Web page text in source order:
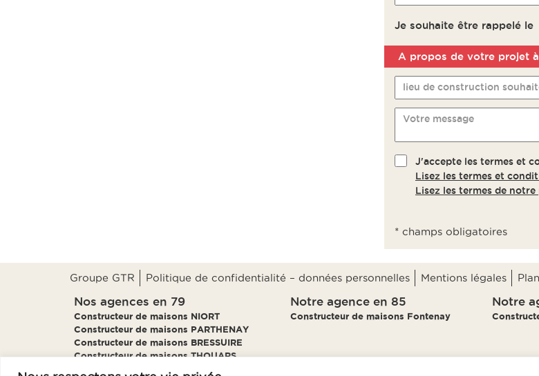
Je souhaite être rappelé le
Remarque A
lieu de construction
Votre message
J'accepte les termes et
Lisez les termes et
Lisez les termes de
* champs obligatoires
Groupe GTR Politique de confidentialité – données personnelles Mentions légales
Nos agences en 79
Constructeur de maisons NIORT
Constructeur de maisons PARTHENAY
Constructeur de maisons BRESSUIRE
Constructeur de maisons THOUARS
Notre agence en 85
Constructeur de maisons Fontenay
Notre